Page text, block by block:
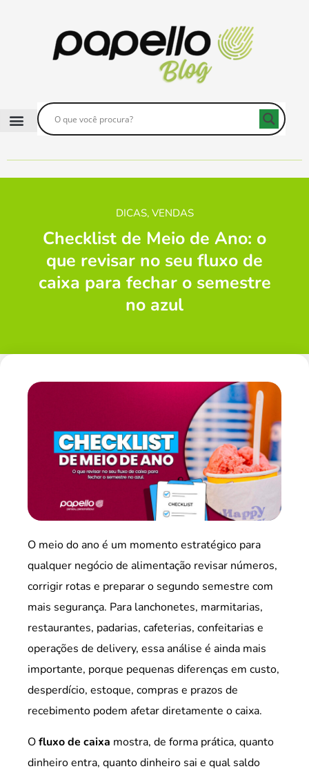
DICAS, VENDAS
Checklist de Meio de Ano: o
que revisar no seu fluxo de
caixa para fechar o semestre
no azul
O meio do ano é um momento estratégico para
qualquer negócio de alimentação revisar números,
corrigir rotas e preparar o segundo semestre com
mais segurança. Para lanchonetes, marmitarias,
restaurantes, padarias, cafeterias, confeitarias e
operações de delivery, essa análise é ainda mais
importante, porque pequenas diferenças em custo,
desperdício, estoque, compras e prazos de
recebimento podem afetar diretamente o caixa.
Ofluxo de caixa mostra, de forma prática, quanto
dinheiro entra, quanto dinheiro sai e qual saldo